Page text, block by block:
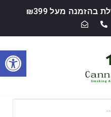
מעל ₪399
פתח